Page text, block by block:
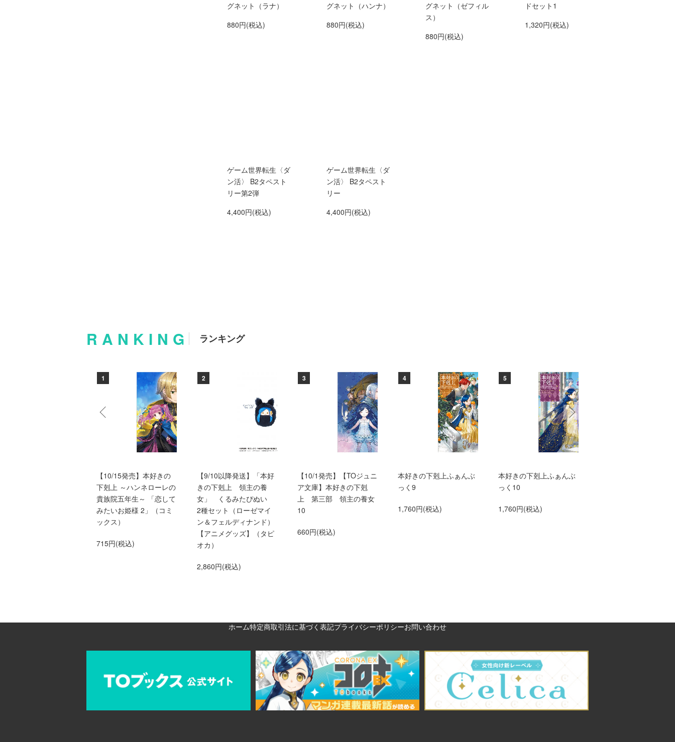
グネット（ラナ）
880円(税込)
グネット（ハンナ）
880円(税込)
グネット（ゼフィル
ス）
880円(税込)
ドセット1
1,320円(税込)
ゲーム世界転生〈ダ
ン活〉 B2タペスト
リー第2弾
4,400円(税込)
ゲーム世界転生〈ダ
ン活〉 B2タペスト
リー
4,400円(税込)
RANKING ランキング
1
【10/15発売】本好きの
下剋上 ～ハンネローレの
貴族院五年生～ 「恋して
みたいお姫様 2」（コミ
ックス）
715円(税込)
2
【9/10以降発送】「本好
きの下剋上 領主の養
女」 くるみたぴぬい
2種セット（ローゼマイ
ン＆フェルディナンド）
【アニメグッズ】（タピ
オカ）
2,860円(税込)
3
【10/1発売】【TOジュニ
ア文庫】本好きの下剋
上 第三部 領主の養女
10
660円(税込)
4
本好きの下剋上ふぁんぶ
っく9
1,760円(税込)
5
本好きの下剋上ふぁんぶ
っく10
1,760円(税込)
ホーム特定商取引法に基づく表記プライバシーポリシーお問い合わせ